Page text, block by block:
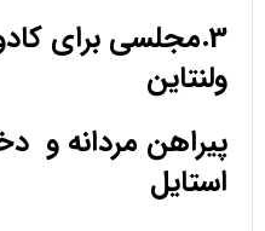
3.مجلسی برای
ولنتاین
پیراهن مردانه و
استایل